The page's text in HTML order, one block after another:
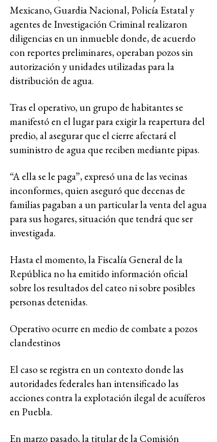
Mexicano, Guardia Nacional, Policía Estatal y
agentes de Investigación Criminal realizaron
diligencias en un inmueble donde, de acuerdo
con reportes preliminares, operaban pozos sin
autorización y unidades utilizadas para la
distribución de agua.
Tras el operativo, un grupo de habitantes se
manifestó en el lugar para exigir la reapertura del
predio, al asegurar que el cierre afectará el
suministro de agua que reciben mediante pipas.
“A ella se le paga”, expresó una de las vecinas
inconformes, quien aseguró que decenas de
familias pagaban a un particular la venta del agua
para sus hogares, situación que tendrá que ser
investigada.
Hasta el momento, la Fiscalía General de la
República no ha emitido información oficial
sobre los resultados del cateo ni sobre posibles
personas detenidas.
Operativo ocurre en medio de combate a pozos
clandestinos
El caso se registra en un contexto donde las
autoridades federales han intensificado las
acciones contra la explotación ilegal de acuíferos
en Puebla.
En marzo pasado, la titular de la Comisión